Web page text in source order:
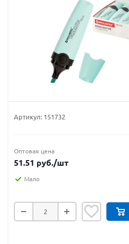
Артикул: 151732
Оптовая цена
51.51 руб./шт
Мало